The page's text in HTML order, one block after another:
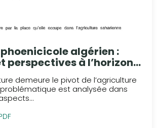
algérien :
perspectives à l’horizon
demeure le pivot de l’agriculture
problématique est analysée dans